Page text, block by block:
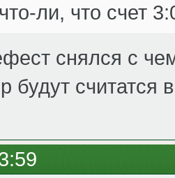
что-ли, что счет
снялся с
будут считатся